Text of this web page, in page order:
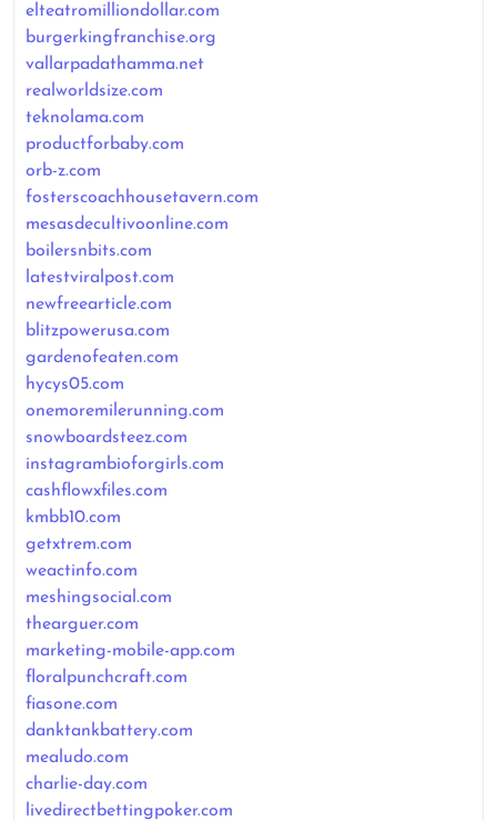
elteatromilliondollar.com
burgerkingfranchise.org
vallarpadathamma.net
realworldsize.com
teknolama.com
productforbaby.com
orb-z.com
fosterscoachhousetavern.com
mesasdecultivoonline.com
boilersnbits.com
latestviralpost.com
newfreearticle.com
blitzpowerusa.com
gardenofeaten.com
hycys05.com
onemoremilerunning.com
snowboardsteez.com
instagrambioforgirls.com
cashflowxfiles.com
kmbb10.com
getxtrem.com
weactinfo.com
meshingsocial.com
thearguer.com
marketing-mobile-app.com
floralpunchcraft.com
fiasone.com
danktankbattery.com
mealudo.com
charlie-day.com
livedirectbettingpoker.com